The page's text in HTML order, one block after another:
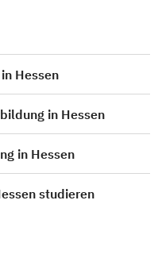
Hessen
in Hessen
in Hessen
studieren